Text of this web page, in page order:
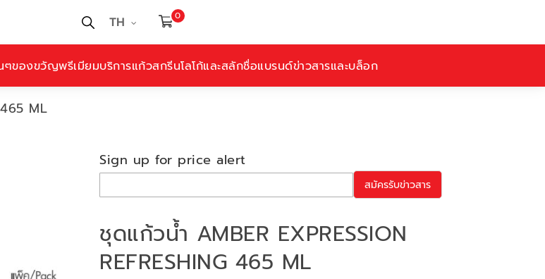
TH 0
ๆของขวัญพรีเมียมบริการแก้วสกรีนโลโก้และสลักชื่อแบรนด์ข่าวสารและบล็อก
ML
ชุดแก้วน้ำ AMBER EXPRESSION
REFRESHING 465 ML
Sign up for price alert
สมัครรับข่าวสาร